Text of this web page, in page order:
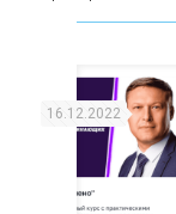
16.12.2022